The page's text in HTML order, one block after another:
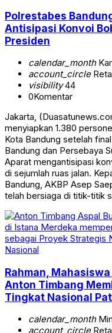
Polrestabes
Antisipasi Konvoi
Presiden
calendar_month
account_circle
visibility44
0Komentar
Jakarta,
menyiapkan 1.380
Kota Bandung setelah
Bandung dan Persebaya
Aparat mengantisipasi
di sejumlah ruas jalan.
Bandung, AKBP Asep
telah bersiaga di titik-titik
Nasional
Rahman,
Anton Timbang
Tingkat Nasional
calendar_month
account_circle